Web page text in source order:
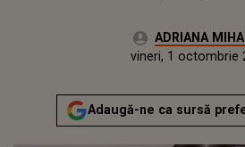
Autor:ADRIANA
Publicat:
vineri, 1 octombrie
Adaugă-ne ca sursă